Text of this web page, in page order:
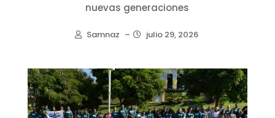
nuevas generaciones
Samnaz – julio 29, 2026